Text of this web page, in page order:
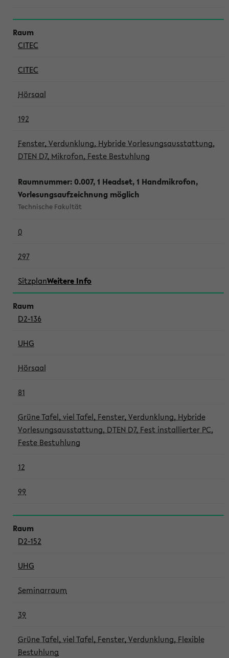
CITEC
CITEC
Hörsaal
192
Fenster, Verdunklung, Hybride Vorlesungsausstattung,
DTEN D7, Mikrofon, Feste Bestuhlung
Raumnummer: 0.007, 1 Headset, 1 Handmikrofon,
Vorlesungsaufzeichnung möglich
Technische Fakultät
0
297
SitzplanWeitere Info
D2-136
UHG
Hörsaal
81
Grüne Tafel, viel Tafel, Fenster, Verdunklung, Hybride
Vorlesungsausstattung, DTEN D7, Fest installierter PC,
Feste Bestuhlung
12
99
D2-152
UHG
Seminarraum
39
Grüne Tafel, viel Tafel, Fenster, Verdunklung, Flexible
Bestuhlung